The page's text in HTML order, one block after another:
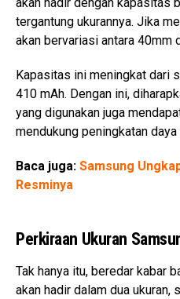
akan hadir dengan kapasitas
tergantung ukurannya. Jika
akan bervariasi antara 40mm
Kapasitas ini meningkat dari
410 mAh. Dengan ini,
yang digunakan juga
mendukung peningkatan daya
Baca juga: Samsung
Resminya
Perkiraan Ukuran
Tak hanya itu, beredar kabar
akan hadir dalam dua ukuran,